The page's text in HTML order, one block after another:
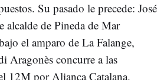
Su pasado le precede: José
alcalde de Pineda de Mar
el amparo de La Falange,
Aragonès concurre a las
12M por Aliança Catalana.